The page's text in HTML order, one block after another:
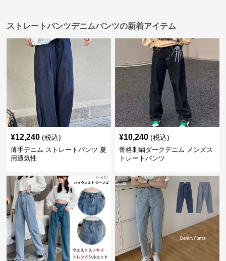
ストレートパンツデニムパンツの新着アイテム
¥12,240 (税込)
薄手デニム ストレートパンツ 夏
用通気性
¥10,240 (税込)
骨格刺繍ダークデニム メンズス
トレートパンツ